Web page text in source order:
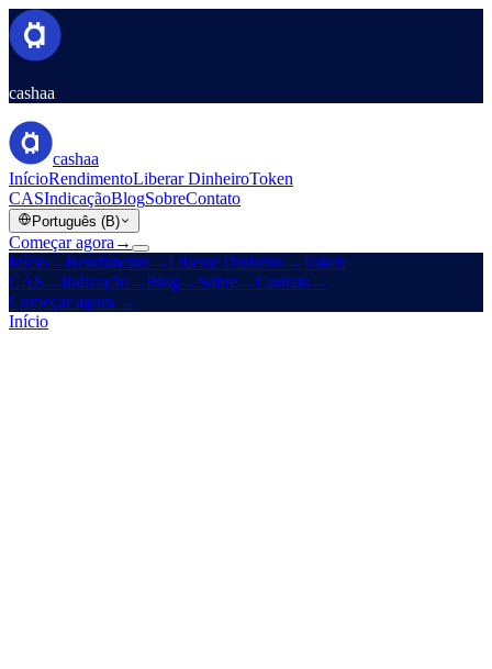
cashaa
cashaa
InícioRendimentoLiberar DinheiroToken
CASIndicaçãoBlogSobreContato
Português (B)
Começar agora →
Início→Rendimento→Liberar Dinheiro→Token
CAS →Indicação→Blog→ Sobre→Contato→
Começar agora →
Início